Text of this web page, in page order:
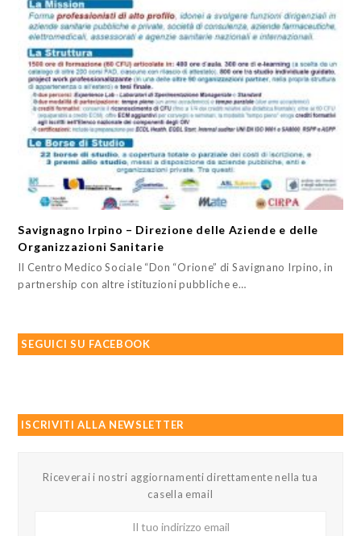
Savignagno Irpino – Direzione delle Aziende e delle
Organizzazioni Sanitarie
Il Centro Medico Sociale “Don “Orione” di Savignano Irpino, in
partnership con altre istituzioni pubbliche e…
SEGUICI SU FACEBOOK
ISCRIVITI ALLA NEWSLETTER
Riceverai i nostri aggiornamenti direttamente nella tua
casella email